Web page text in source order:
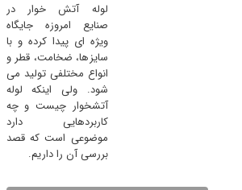
لوله آتش خوار در
صنایع امروزه جایگاه
ویژه ‌ای پیدا کرده و با
سایزها، ضخامت، قطر و
انواع مختلفی تولید می
‌شود. ولی اینکه لوله
آتشخوار چیست و چه
کاربردهایی دارد
موضوعی است که قصد
بررسی آن را داریم.